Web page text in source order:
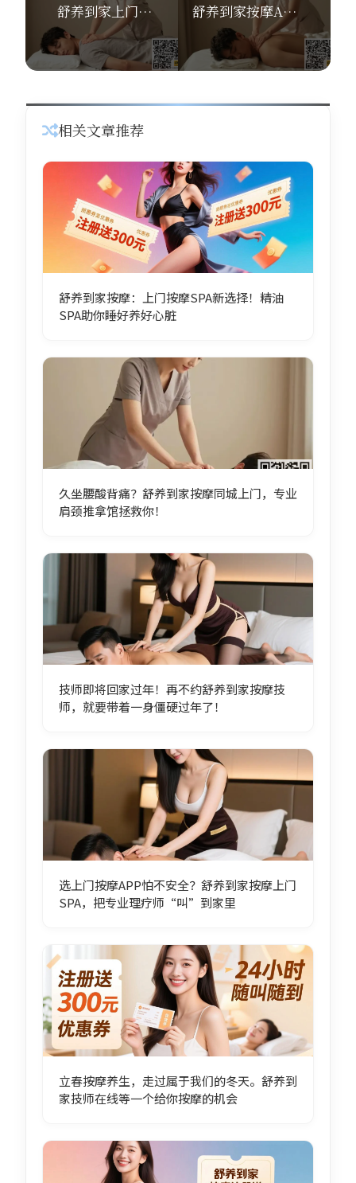
舒养到家上门按摩：如何选同城按摩？预算200以内也能享受品质上门SPA 舒养到家按摩APP：同城上门推拿SPA服务哪家强？3大优势让你躺着享受养生
相关文章推荐
舒养到家按摩：上门按摩SPA新选择！精油
SPA助你睡好养好心脏
久坐腰酸背痛？舒养到家按摩同城上门，专业
肩颈推拿馆拯救你！
技师即将回家过年！再不约舒养到家按摩技
师，就要带着一身僵硬过年了！
选上门按摩APP怕不安全？舒养到家按摩上门
SPA，把专业理疗师“叫”到家里
立春按摩养生，走过属于我们的冬天。舒养到
家技师在线等一个给你按摩的机会